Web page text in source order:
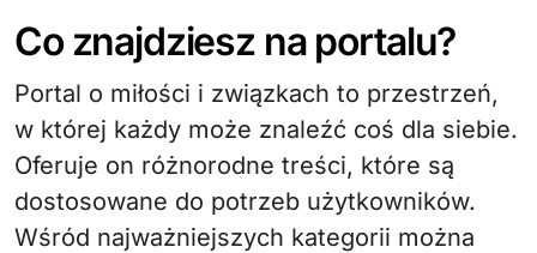
Co znajdziesz na portalu?
Portal o miłości i związkach to przestrzeń,
w której każdy może znaleźć coś dla siebie.
Oferuje on różnorodne treści, które są
dostosowane do potrzeb użytkowników.
Wśród najważniejszych kategorii można